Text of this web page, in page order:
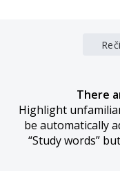
Reči
There
Highlight
be automatically
“Study words”